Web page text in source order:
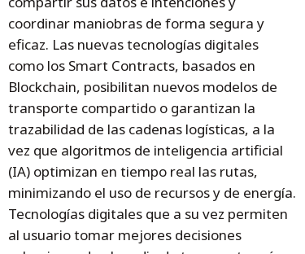
coordinar maniobras de forma segura y
eficaz. Las nuevas tecnologías digitales
como los Smart Contracts, basados en
Blockchain, posibilitan nuevos modelos de
transporte compartido o garantizan la
trazabilidad de las cadenas logísticas, a la
vez que algoritmos de inteligencia artificial
(IA) optimizan en tiempo real las rutas,
minimizando el uso de recursos y de energía.
Tecnologías digitales que a su vez permiten
al usuario tomar mejores decisiones